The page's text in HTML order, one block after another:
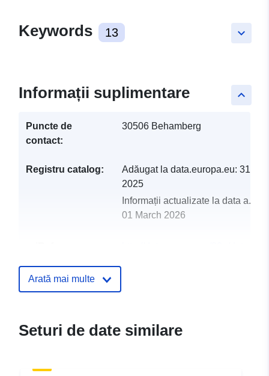
keyboard_arrow_down
Keywords 13
keyboard_arrow_up
Informații suplimentare
Puncte de
contact:
30506 Behamberg
Registru catalog: Adăugat la data.europa.eu: 31
2025
Informații actualizate la data
01 March 2026
Arată mai multe
Seturi de date similare